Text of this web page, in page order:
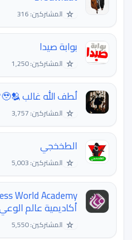
☆ المشتركين: 316
بوابة صيدا
☆ المشتركين: 1,250
لُطف الله غالب 🥹🫂🤎
☆ المشتركين: 3,757
الطخخجي
☆ المشتركين: 5,003
أكاديمية عالم
☆ المشتركين: 5,550